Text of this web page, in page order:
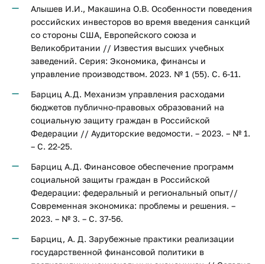
Алышев И.И., Макашина О.В. Особенности поведения
российских инвесторов во время введения санкций
со стороны США, Европейского союза и
Великобритании // Известия высших учебных
заведений. Серия: Экономика, финансы и
управление производством. 2023. № 1 (55). С. 6-11.
Барциц А.Д. Механизм управления расходами
бюджетов публично-правовых образований на
социальную защиту граждан в Российской
Федерации // Аудиторские ведомости. – 2023. – № 1.
– С. 22-25.
Барциц А.Д. Финансовое обеспечение программ
социальной защиты граждан в Российской
Федерации: федеральный и региональный опыт//
Современная экономика: проблемы и решения. –
2023. – № 3. – С. 37-56.
Барциц, А. Д. Зарубежные практики реализации
государственной финансовой политики в